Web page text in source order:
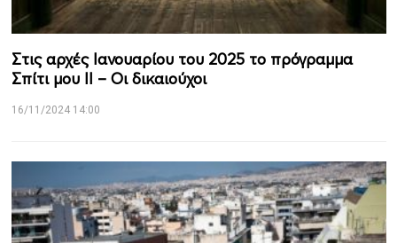
Στις αρχές Ιανουαρίου του 2025 το πρόγραμμα
Σπίτι μου ΙΙ – Οι δικαιούχοι
16/11/2024 14:00